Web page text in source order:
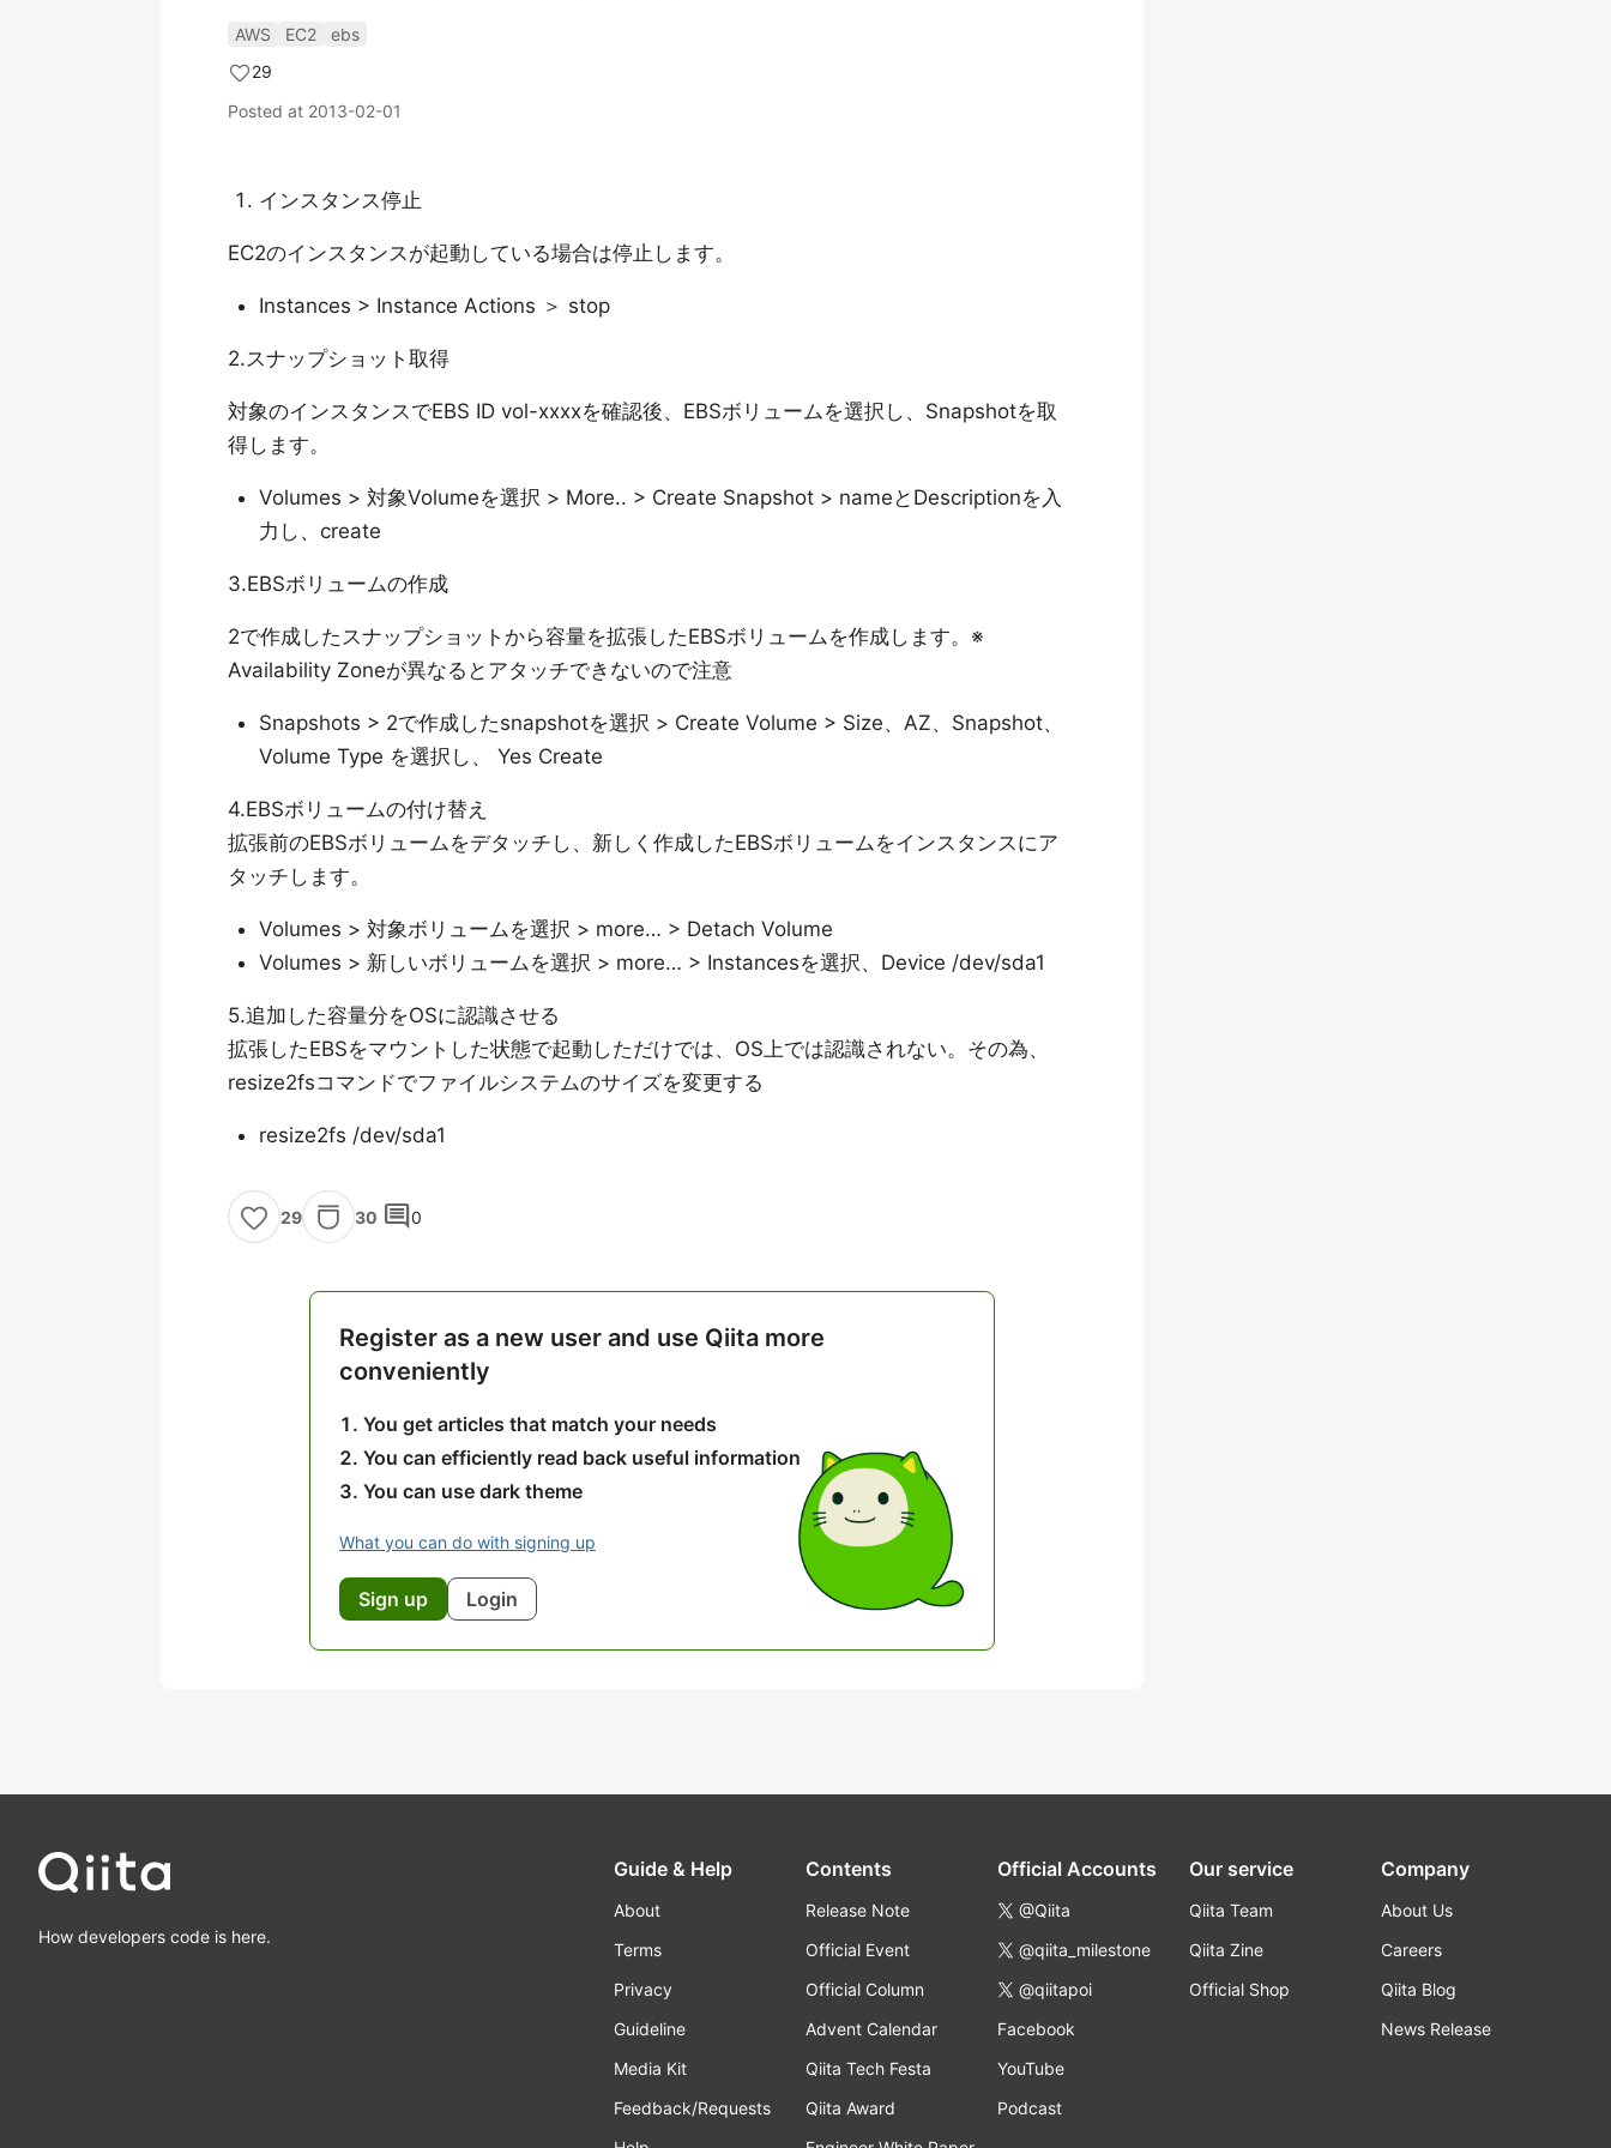
AWS EC2
ebs
29
Posted at 2013-02-01
インスタンス停止
EC2のインスタンスが起動している場合は停止します。
Instances > Instance Actions ＞ stop
2.スナップショット取得
対象のインスタンスでEBS ID vol-xxxxを確認後、EBSボリュームを選択し、Snapshotを取
得します。
Volumes > 対象Volumeを選択 > More.. > Create Snapshot > nameとDescriptionを入
力し、create
3.EBSボリュームの作成
2で作成したスナップショットから容量を拡張したEBSボリュームを作成します。※
Availability Zoneが異なるとアタッチできないので注意
Snapshots > 2で作成したsnapshotを選択 > Create Volume > Size、AZ、Snapshot、
Volume Type を選択し、 Yes Create
4.EBSボリュームの付け替え
拡張前のEBSボリュームをデタッチし、新しく作成したEBSボリュームをインスタンスにア
タッチします。
Volumes > 対象ボリュームを選択 > more… > Detach Volume
Volumes > 新しいボリュームを選択 > more… > Instancesを選択、Device /dev/sda1
5.追加した容量分をOSに認識させる
拡張したEBSをマウントした状態で起動しただけでは、OS上では認識されない。その為、
resize2fsコマンドでファイルシステムのサイズを変更する
resize2fs /dev/sda1
29 30 comment0
Register as a new user and use Qiita more
conveniently
You get articles that match your needs
You can efficiently read back useful information
You can use dark theme
What you can do with signing up
Sign up Login
How developers code is here.
Guide & Help
About
Terms
Privacy
Guideline
Media Kit
Feedback/Requests
Contents
Release Note
Official Event
Official Column
Advent Calendar
Qiita Tech Festa
Qiita Award
Official Accounts
@Qiita
@qiita_milestone
@qiitapoi
Facebook
YouTube
Podcast
Our service
Qiita Team
Qiita Zine
Official Shop
Company
About Us
Careers
Qiita Blog
News Release